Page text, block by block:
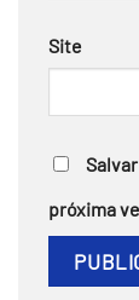
Site
próxima